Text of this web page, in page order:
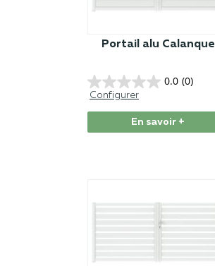
Portail alu Calanque
0.0 (0)
Configurer
En savoir +